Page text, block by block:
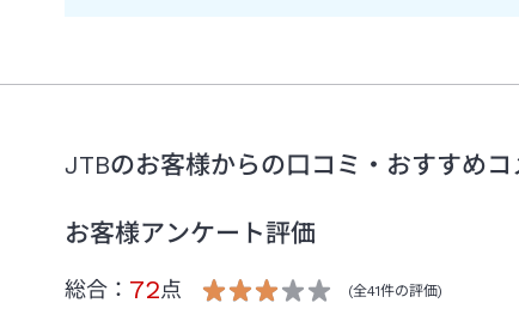
JTBのお客様からの口コミ・おすすめコ
お客様アンケート評価
総合： 72点 (全41件の評価)